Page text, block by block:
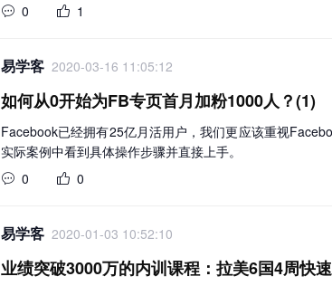
0
1
易学客 2020-03-16 11:05:12
如何从0开始为FB专页首月加粉1000人？(1)
Facebook已经拥有25亿月活用户，我们更应该重视
实际案例中看到具体操作步骤并直接上手。
0
0
易学客 2020-01-03 10:52:10
业绩突破3000万的内训课程：拉美6国4周快